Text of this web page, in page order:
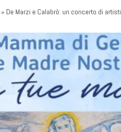
» De Marzi e Calabrò: un concerto di artisti